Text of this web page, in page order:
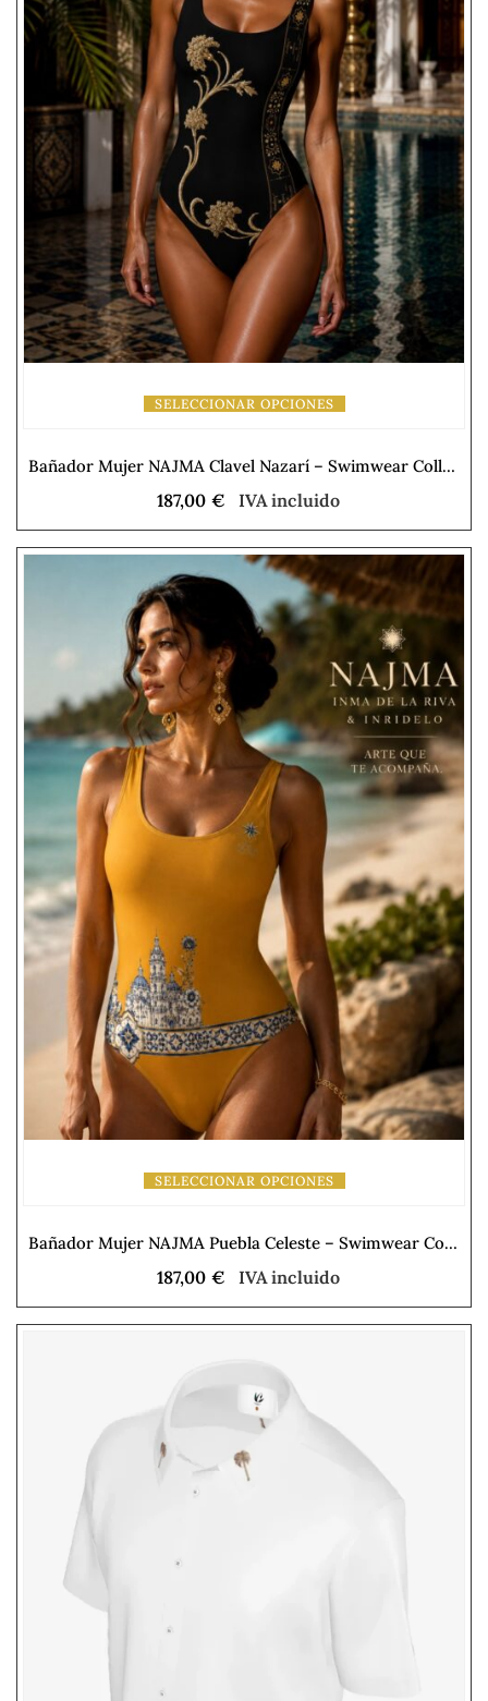
SELECCIONAR OPCIONES
Bañador Mujer NAJMA Clavel Nazarí – Swimwear Collection
187,00 € IVA incluido
SELECCIONAR OPCIONES
Bañador Mujer NAJMA Puebla Celeste – Swimwear Collection
187,00 € IVA incluido